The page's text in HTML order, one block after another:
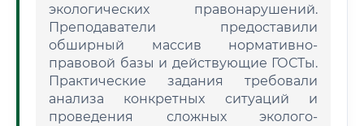
экологических правонарушений.
Преподаватели предоставили
обширный массив нормативно-
правовой базы и действующие ГОСТы.
Практические задания требовали
анализа конкретных ситуаций и
проведения сложных эколого-